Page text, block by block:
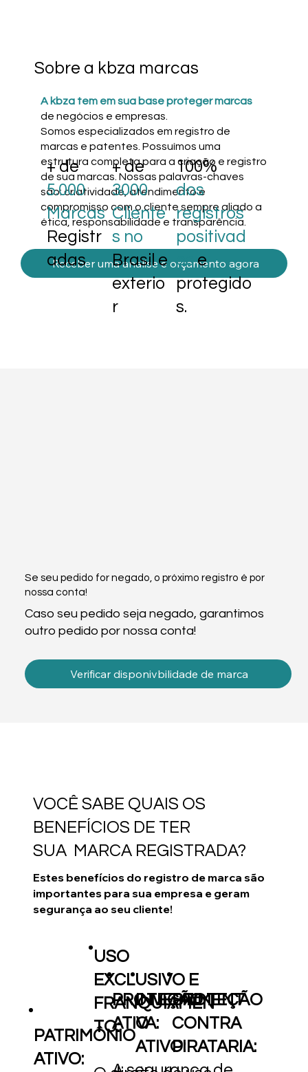
Receber uma analise e orçamento agora
A kbza tem em sua base proteger marcas
de negócios e empresas.
Somos especializados em registro de
marcas e patentes. Possuímos uma
estrutura completa para a criação e registro
de sua marcas. Nossas palavras-chaves
são: criatividade, atendimento e
compromisso com o cliente sempre aliado a
ética, responsabilidade e transparência.
Sobre a kbza marcas
100%
dos
registros
positivad
os e
protegido
s.
+ de
3000
Cliente
s no
Brasil e
exterio
r
+ de
5.000
Marcas
Registr
adas
Se seu pedido for negado, o próximo registro é por
nossa conta!
Caso seu pedido seja negado, garantimos
outro pedido por nossa conta!
Verificar disponivbilidade de marca
VOCÊ SABE QUAIS OS
BENEFÍCIOS DE TER
SUA MARCA REGISTRADA?
Estes benefícios do registro de marca são
importantes para sua empresa e geram
segurança ao seu cliente!
USO
EXCLUSIVO E
FRANQUIAMEN
TO:
PATRIMÔNIO
ATIVO:
INVESTIMENT
O
ATIVO:
PROTEÇÃO
ATIVA:
PROTEÇÃO
CONTRA
PIRATARIA: